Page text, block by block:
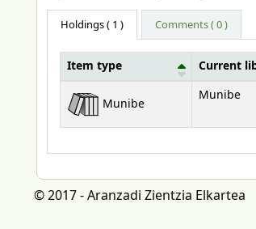
Holdings( 1 ) Comments ( 0 )
Holdings
Item type Current
Munibe
Munibe
© 2017 - Aranzadi Zientzia Elkartea